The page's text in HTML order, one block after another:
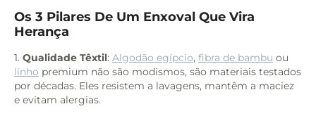
Os 3 Pilares De Um Enxoval Que Vira
Herança
1. Qualidade Têxtil: Algodão egípcio, fibra de bambu ou
linho premium não são modismos, são materiais testados
por décadas. Eles resistem a lavagens, mantêm a maciez
e evitam alergias.